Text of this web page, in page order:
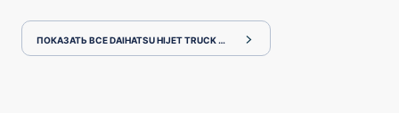
ПОКАЗАТЬ ВСЕ DAIHATSU HIJET TRUCK S200P